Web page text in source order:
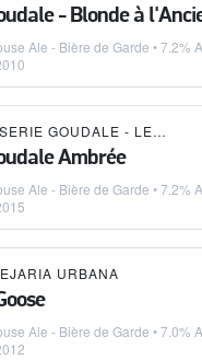
- Blonde à
Ale - Bière de Garde • 7.2%
BRASSERIE GOUDALE - LES BRASSEURS DE GAYANT
Ambrée
Ale - Bière de Garde • 7.2%
URBANA
Ale - Bière de Garde • 7.0%